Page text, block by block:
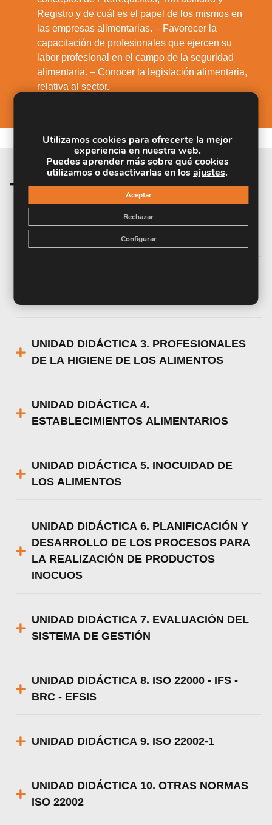
Registro y de cuál es el papel de los mismos en
las empresas alimentarias. – Favorecer la
capacitación de profesionales que ejercen su
labor profesional en el campo de la seguridad
alimentaria. – Conocer la legislación alimentaria,
relativa al sector.
Temario de la materia
UNIDAD DIDÁCTICA 1. EL ESQUEMA DE
CERTIFICACIÓN FSSC 22000
UNIDAD DIDÁCTICA 3. PROFESIONALES
DE LA HIGIENE DE LOS ALIMENTOS
UNIDAD DIDÁCTICA 4.
ESTABLECIMIENTOS ALIMENTARIOS
UNIDAD DIDÁCTICA 5. INOCUIDAD DE
LOS ALIMENTOS
UNIDAD DIDÁCTICA 6. PLANIFICACIÓN Y
DESARROLLO DE LOS PROCESOS PARA
LA REALIZACIÓN DE PRODUCTOS
INOCUOS
UNIDAD DIDÁCTICA 7. EVALUACIÓN DEL
SISTEMA DE GESTIÓN
UNIDAD DIDÁCTICA 8. ISO 22000 - IFS -
BRC - EFSIS
UNIDAD DIDÁCTICA 9. ISO 22002-1
UNIDAD DIDÁCTICA 10. OTRAS NORMAS
ISO 22002
Utilizamos cookies para ofrecerte la mejor
experiencia en nuestra web.
Puedes aprender más sobre qué cookies
utilizamos o desactivarlas en losajustes.
Aceptar
Rechazar
Configurar